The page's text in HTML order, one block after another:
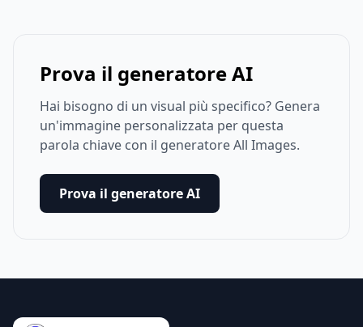
Prova il generatore AI
Hai bisogno di un visual più specifico? Genera
un'immagine personalizzata per questa
parola chiave con il generatore All Images.
Prova il generatore AI